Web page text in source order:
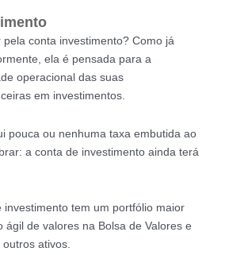
conta investimento? Como já
ela é pensada para a
operacional das suas
em investimentos.
pouca ou nenhuma taxa embutida ao
a conta de investimento ainda terá
investimento tem um portfólio maior
ágil de valores na Bolsa de Valores e
ativos.